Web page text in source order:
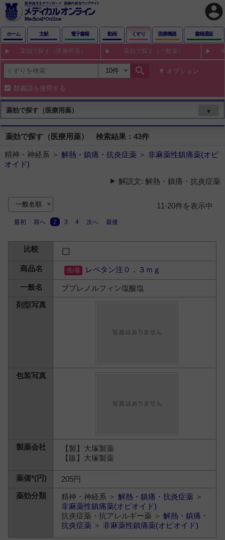
account_circle
ホーム 文献 電子書籍 動画 くすり 医療機器 書籍通販
薬効で探す（医療用薬） 薬効で探す（一般薬）
search オプション
類義語を使用する
薬効で探す（医療用薬） ▼
薬効で探す（医療用薬） 検索結果：43件
精神・神経系 ＞ 解熱・鎮痛・抗炎症薬 ＞ 非麻薬性鎮痛薬(オピ
オイド)
解説文: 解熱・鎮痛・抗炎症薬
11-20件を表示中
最初 前へ 2 3 4 次へ 最後
レペタン注０．３ｍｇ
ブプレノルフィン塩酸塩
【製】大塚製薬
【販】大塚製薬
205円
精神・神経系 ＞解熱・鎮痛・抗炎症薬 ＞
非麻薬性鎮痛薬(オピオイド)
抗炎症薬・抗アレルギー薬 ＞解熱・鎮痛・
抗炎症薬 ＞非麻薬性鎮痛薬(オピオイド)